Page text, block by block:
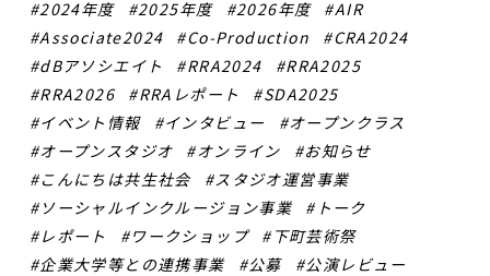
2024年度
2025年度 2026年度
AIR
Associate2024
Co-Production
CRA2024
dBアソシエイト
RRA2024
RRA2025
RRA2026
RRAレポート
SDA2025
イベント情報
インタビュー
オープンクラス
オープンスタジオ
オンライン
お知らせ
こんにちは共生社会
スタジオ運営事業
ソーシャルインクルージョン事業
トーク
レポート
ワークショップ
下町芸術祭
企業大学等との連携事業
公募
公演レビュー